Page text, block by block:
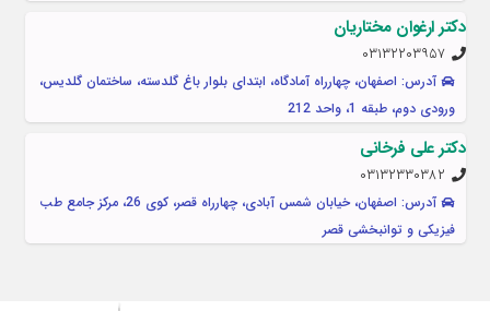
دکتر ارغوان مختاریان
۰۳۱۳۲۲۰۳۹۵۷
آدرس: اصفهان، چهارراه آمادگاه، ابتدای بلوار باغ گلدسته، ساختمان گلدیس،
ورودی دوم، طبقه 1، واحد 212
دکتر علی فرخانی
۰۳۱۳۲۳۳۰۳۸۲
آدرس: اصفهان، خیابان شمس آبادی، چهارراه قصر، کوی 26، مرکز جامع طب
فیزیکی و توانبخشی قصر